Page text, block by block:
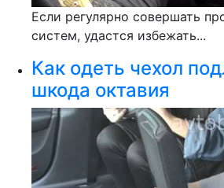
Если регулярно совершать
систем, удастся избежать...
Как одеть чехол
шкода октавия